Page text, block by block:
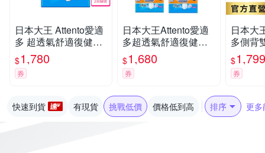
日本大王 Attento愛適
多 超透氣舒適復健褲
M/L(箱購)
$1,780
券
日本大王Attento愛適
多超透氣舒適復健褲
M/L
$1,680
券
日本大
多側背
尿褲
(9片X8
$1,799
券
快速到貨 有現貨 挑戰低價 價格低到高 排序 更多